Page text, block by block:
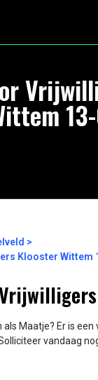
Klooster Wittem
als Maatje? Er is
vandaag